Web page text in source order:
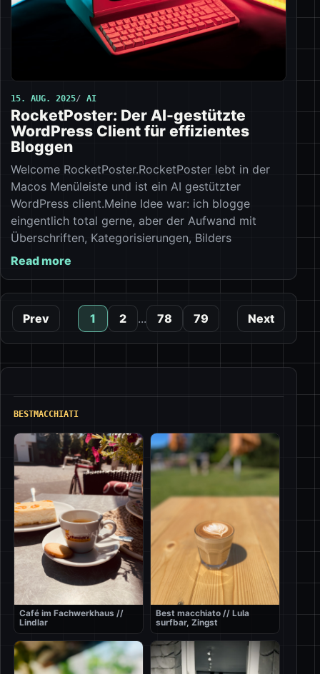
15. AUG. 2025 AI
RocketPoster: Der AI-gestützte
WordPress Client für effizientes
Bloggen
Welcome RocketPoster.RocketPoster lebt in der
Macos Menüleiste und ist ein AI gestützter
WordPress client.Meine Idee war: ich blogge
eingentlich total gerne, aber der Aufwand mit
Überschriften, Kategorisierungen, Bilders
Read more
Prev 1 2 ... 78 79 Next
BESTMACCHIATI
Café im Fachwerkhaus //
Lindlar
Best macchiato // Lula
surfbar, Zingst